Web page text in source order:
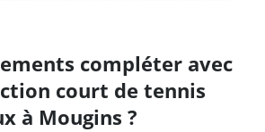
compléter avec
court de tennis
à Mougins ?